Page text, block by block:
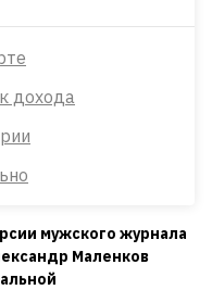
дохода
мужского журнала
Маленков